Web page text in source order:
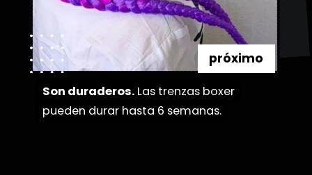
Son duraderos.Las trenzas boxer
pueden durar hasta 6 semanas.
Son duraderos.Las trenzas boxer
pueden durar hasta 6 semanas.
próximo